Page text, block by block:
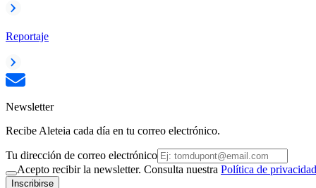
Reportaje
Newsletter
Recibe Aleteia cada día en tu correo electrónico.
Tu dirección de correo electrónico
Acepto recibir la newsletter. Consulta nuestra Política de
Inscribirse